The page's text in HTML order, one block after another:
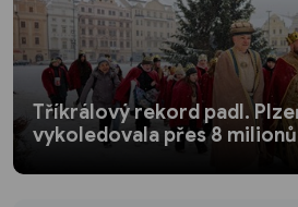
Tříkrálový rekord padl.
vykoledovala přes 8